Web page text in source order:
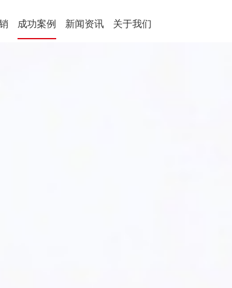
成功案例 新闻资讯 关于我们